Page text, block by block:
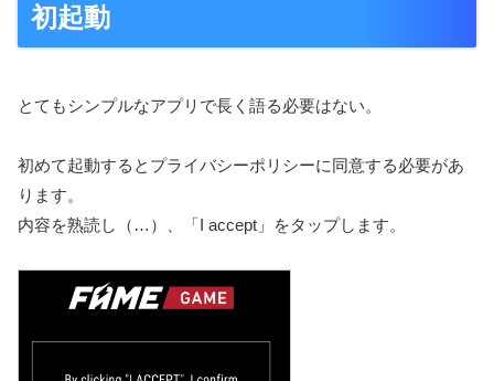
初起動
とてもシンプルなアプリで長く語る必要はない。
初めて起動するとプライバシーポリシーに同意する必要があ
ります。
内容を熟読し（…）、「I accept」をタップします。